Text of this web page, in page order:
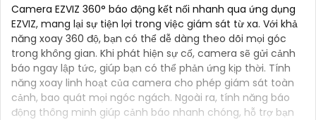
Camera EZVIZ 360° báo động kết nối nhanh qua ứng dụng
EZVIZ, mang lại sự tiện lợi trong việc giám sát từ xa. Với khả
năng xoay 360 độ, bạn có thể dễ dàng theo dõi mọi góc
trong không gian. Khi phát hiện sự cố, camera sẽ gửi cảnh
báo ngay lập tức, giúp bạn có thể phản ứng kịp thời. Tính
năng xoay linh hoạt của camera cho phép giám sát toàn
cảnh, bao quát mọi ngóc ngách. Ngoài ra, tính năng báo
động thông minh giúp cảnh báo nhanh chóng, hỗ trợ bạn